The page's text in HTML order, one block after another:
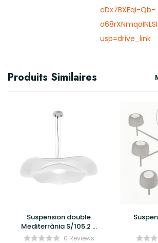
cDx7BXEqi-Qb-
usp=drive_link
Produits Similaires
Suspension double
Mediterrània S/105.2 –
Bover0 Reviews